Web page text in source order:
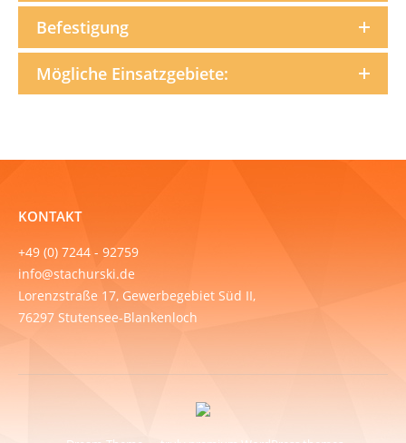
Befestigung
Mögliche Einsatzgebiete:
KONTAKT
+49 (0) 7244 - 92759
info@stachurski.de
Lorenzstraße 17, Gewerbegebiet Süd II,
76297 Stutensee-Blankenloch